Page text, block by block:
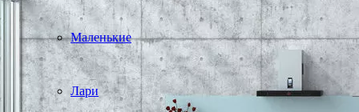
Маленькие
Лари